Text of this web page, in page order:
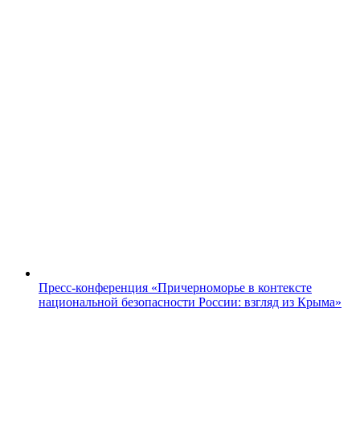
Пресс-конференция «Причерноморье в контексте
национальной безопасности России: взгляд из Крыма»